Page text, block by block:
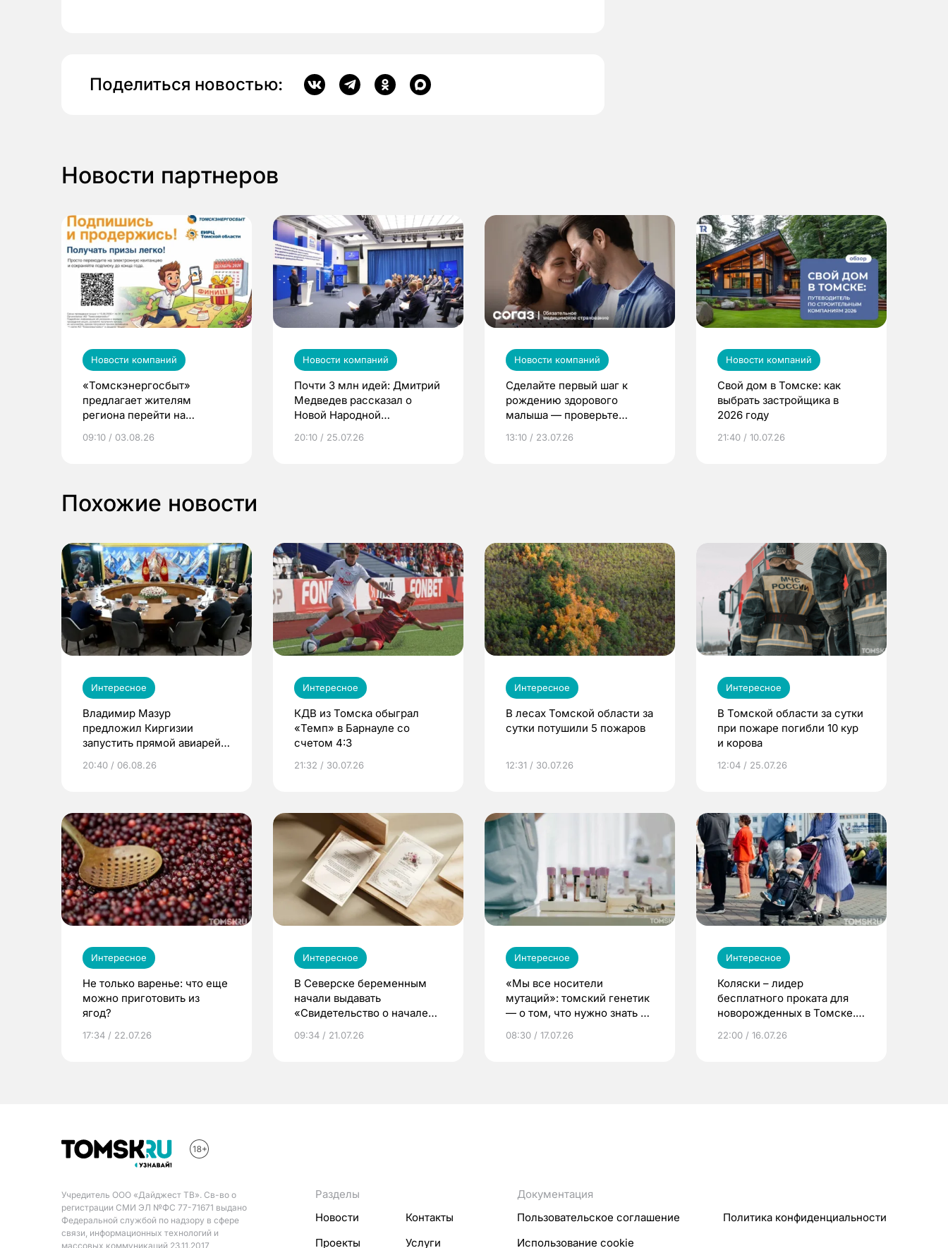
Поделиться новостью:
Новости партнеров
Новости компаний
«Томскэнергосбыт»
предлагает жителям
региона перейти на
выиграть призы
09:10 / 03.08.26
Новости компаний
Почти 3 млн идей: Дмитрий
Медведев рассказал о
Новой Народной
20:10 / 25.07.26
Новости компаний
Сделайте первый шаг к
рождению здорового
малыша — проверьте
по ОМС!
13:10 / 23.07.26
Новости компаний
Свой дом в Томске: как
выбрать застройщика в
2026 году
21:40 / 10.07.26
Похожие новости
Интересное
Владимир Мазур
предложил Киргизии
запустить прямой авиарейс
20:40 / 06.08.26
Интересное
КДВ из Томска обыграл
«Темп» в Барнауле со
счетом 4:3
21:32 / 30.07.26
Интересное
В лесах Томской области за
сутки потушили 5 пожаров
12:31 / 30.07.26
Интересное
В Томской области за сутки
при пожаре погибли 10 кур
и корова
12:04 / 25.07.26
Интересное
Не только варенье: что еще
можно приготовить из
ягод?
17:34 / 22.07.26
Интересное
В Северске беременным
начали выдавать
«Свидетельство о начале
09:34 / 21.07.26
Интересное
«Мы все носители
мутаций»: томский генетик
— о том, что нужно знать до
08:30 / 17.07.26
Интересное
Коляски – лидер
бесплатного проката для
новорожденных в Томске.
22:00 / 16.07.26
Учредитель ООО «Дайджест ТВ». Св-во о
регистрации СМИ ЭЛ №ФС 77-71671 выдано
Федеральной службой по надзору в сфере
связи, информационных технологий и
массовых коммуникаций 23.11.2017
Разделы
Новости
Контакты
Проекты
Услуги
Документация
Пользовательское соглашение
Политика конфиденциальности
Использование cookie